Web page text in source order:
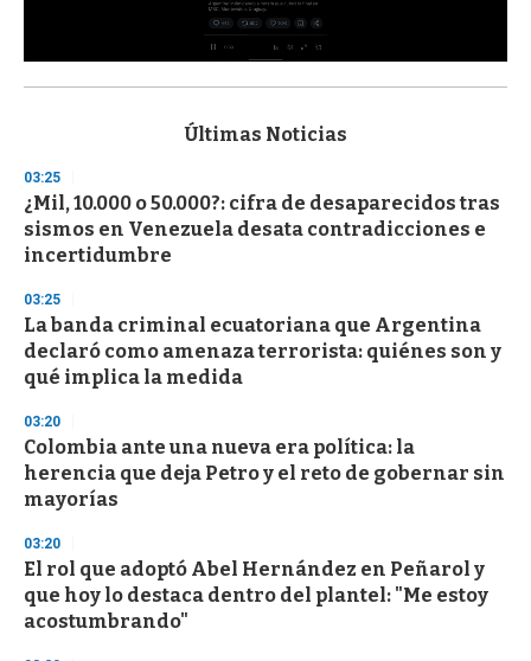
s
d
s
o
f
3
s
e
c
o
n
d
Últimas Noticias
03:25
¿Mil, 10.000 o 50.000?: cifra de desaparecidos tras
sismos en Venezuela desata contradicciones e
incertidumbre
03:25
La banda criminal ecuatoriana que Argentina
declaró como amenaza terrorista: quiénes son y
qué implica la medida
03:20
Colombia ante una nueva era política: la
herencia que deja Petro y el reto de gobernar sin
mayorías
03:20
El rol que adoptó Abel Hernández en Peñarol y
que hoy lo destaca dentro del plantel: "Me estoy
acostumbrando"